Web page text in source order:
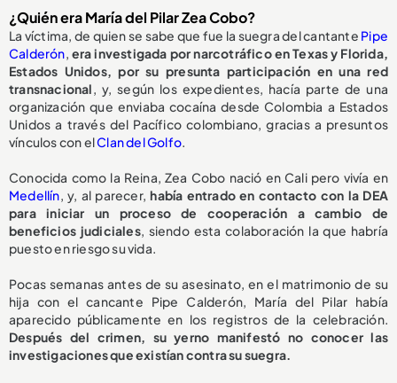
¿Quién era María del Pilar Zea Cobo?
La víctima, de quien se sabe que fue la suegra del cantante Pipe
Calderón, era investigada por narcotráfico en Texas y Florida,
Estados Unidos, por su presunta participación en una red
transnacional, y, según los expedientes, hacía parte de una
organización que enviaba cocaína desde Colombia a Estados
Unidos a través del Pacífico colombiano, gracias a presuntos
vínculos con elClan del Golfo.
Conocida como la Reina, Zea Cobo nació en Cali pero vivía en
Medellín, y, al parecer,había entrado en contacto con la DEA
para iniciar un proceso de cooperación a cambio de
beneficios judiciales, siendo esta colaboración la que habría
puesto en riesgo su vida.
Pocas semanas antes de su asesinato, en el matrimonio de su
hija con el cancante Pipe Calderón, María del Pilar había
aparecido públicamente en los registros de la celebración.
Después del crimen, su yerno manifestó no conocer las
investigaciones que existían contra su suegra.